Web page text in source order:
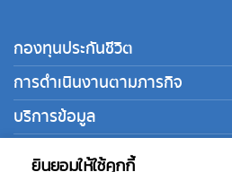
ยินยอมให้ใช้คุกกี้
กองทุนประกันชีวิต
การดำเนินงานตามภารกิจ
บริการข้อมูล